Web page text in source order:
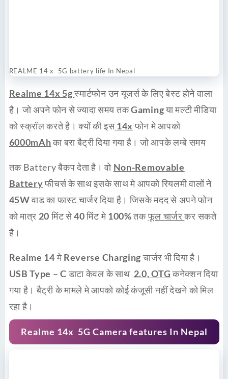
REALME 14 x 5G battery life In Nepal
Realme 14x 5gस्मार्टफोन उनयूजर्सके लिएबेस्टहोने वाला
है। जो अपने फोन से ज्यादा समय तकGamingया मल्टी मीडिया
कोस्क्रॉलकरते है। क्यों की इस14x फोन मे आपको
6000mAhका बरा बैट्री दिया गया है। जो आपके लम्बे समय
तक Battery बैकप देता है। वो Non-Removable
Batteryफीचर्स के साथ इसके साथ मे आपको रियलमी वालों ने
45Wवाड काफास्ट चार्जरदिया है। जिसके मदद से अपने फोन
को मात्र 20मिंट से40 मिंट मे100%तकफूल चार्जरकर सकते
है।
Realme 14मेReverse Chargingचार्जर भी दिया है।
USB Type – Cडाटा केवल के साथ 2.0, OTGकनेक्शन दिया
गया है। बैट्री के मामले मे आपको कोई कंजूसी नहीं देखने को मिल
रहा है।
Realme 14x 5G Camera features In Nepal